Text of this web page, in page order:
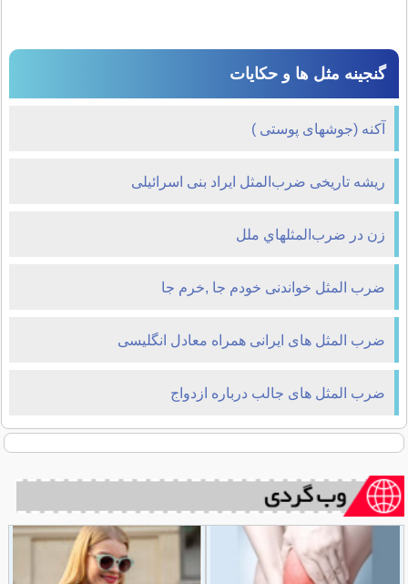
گنجینه مثل ها و حکایات
آکنه (جوشهای پوستی )
ریشه تاریخی ضرب‌المثل ایراد بنی اسرائیلی
زن در ضرب‌المثلهاي ملل
ضرب المثل خواندنی خودم جا ,خرم جا
ضرب المثل های ایرانی همراه معادل انگلیسی
ضرب المثل های جالب درباره ازدواج